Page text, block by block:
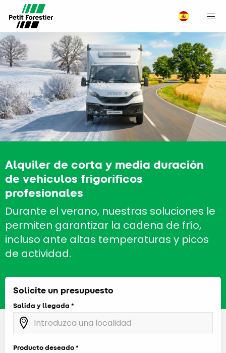
Alquiler de corta y media duración
de vehículos frigoríficos
profesionales
Durante el verano, nuestras soluciones le
permiten garantizar la cadena de frío,
incluso ante altas temperaturas y picos
de actividad.
Solicite un presupuesto
Salida y llegada
Producto deseado